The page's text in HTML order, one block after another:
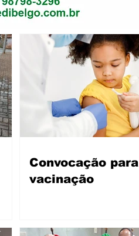
Convocação para
vacinação